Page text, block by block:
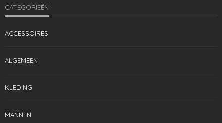
CATEGORIEËN
ACCESSOIRES
ALGEMEEN
KLEDING
MANNEN